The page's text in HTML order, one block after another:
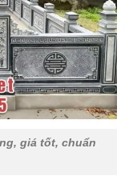
giá tốt, chuẩn